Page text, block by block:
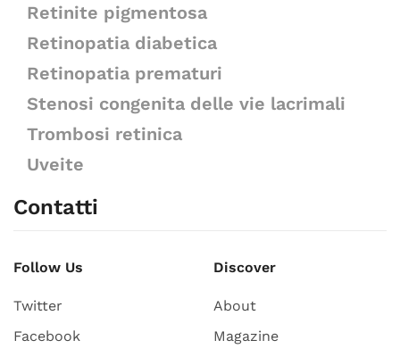
Retinite pigmentosa
Retinopatia diabetica
Retinopatia prematuri
Stenosi congenita delle vie lacrimali
Trombosi retinica
Uveite
Contatti
Follow Us
Twitter
Facebook
Discover
About
Magazine